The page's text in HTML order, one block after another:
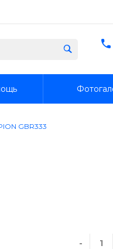
GBR333
-